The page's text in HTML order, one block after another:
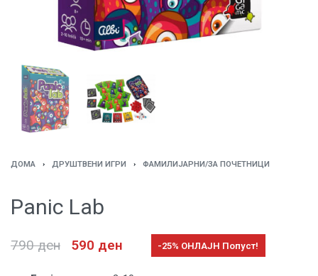
ДОМА › ДРУШТВЕНИ ИГРИ › ФАМИЛИЈАРНИ/ЗА ПОЧЕТНИЦИ
Panic Lab
790ден 590 ден -25% ОНЛАЈН Попуст!